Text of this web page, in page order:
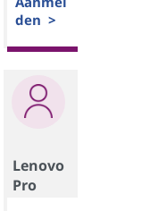
den >
Lenovo
Pro